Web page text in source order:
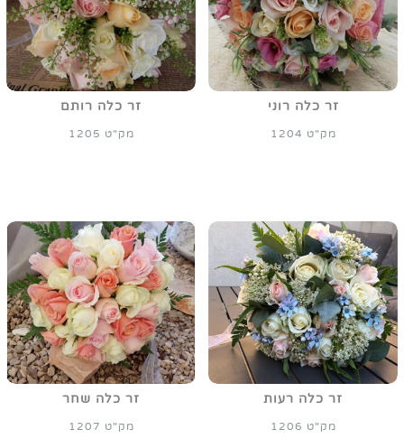
זר כלה רוני
מק"ט 1204
זר כלה רותם
מק"ט 1205
זר כלה רעות
מק"ט 1206
זר כלה שחר
מק"ט 1207